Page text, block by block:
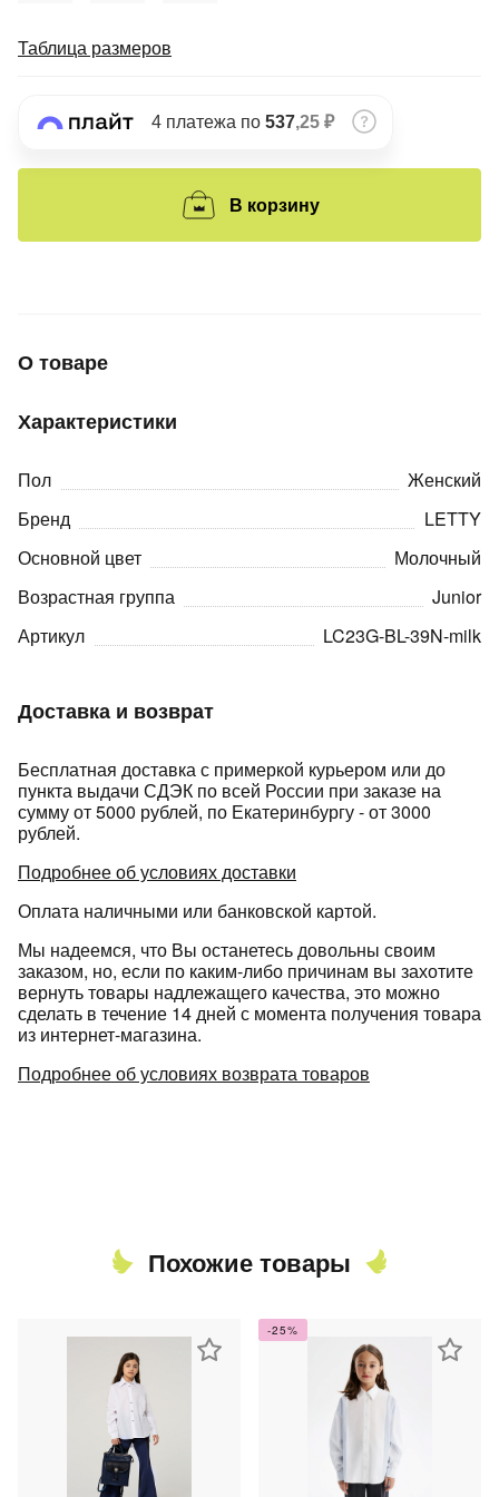
Таблица размеров
4 платежа по 537,25 ₽
В корзину
Доставка и возврат
Бесплатная доставка с примеркой курьером или до
пункта выдачи СДЭК по всей России при заказе на
сумму от 5000 рублей, по Екатеринбургу - от 3000
рублей.
Подробнее об условиях доставки
Оплата наличными или банковской картой.
Мы надеемся, что Вы останетесь довольны своим
заказом, но, если по каким-либо причинам вы захотите
вернуть товары надлежащего качества, это можно
сделать в течение 14 дней с момента получения товара
из интернет-магазина.
Подробнее об условиях возврата товаров
О товаре
Характеристики
Пол
Женский
Бренд
LETTY
Основной цвет
Молочный
Возрастная группа
Junior
Артикул
LC23G-BL-39N-milk
Похожие товары
-25%
8 800 302-02-51
plait.ru